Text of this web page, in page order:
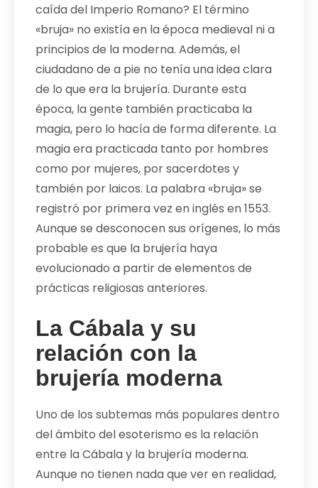
caída del Imperio Romano? El término
«bruja» no existía en la época medieval ni a
principios de la moderna. Además, el
ciudadano de a pie no tenía una idea clara
de lo que era la brujería. Durante esta
época, la gente también practicaba la
magia, pero lo hacía de forma diferente. La
magia era practicada tanto por hombres
como por mujeres, por sacerdotes y
también por laicos. La palabra «bruja» se
registró por primera vez en inglés en 1553.
Aunque se desconocen sus orígenes, lo más
probable es que la brujería haya
evolucionado a partir de elementos de
prácticas religiosas anteriores.
La Cábala y su
relación con la
brujería moderna
Uno de los subtemas más populares dentro
del ámbito del esoterismo es la relación
entre la Cábala y la brujería moderna.
Aunque no tienen nada que ver en realidad,